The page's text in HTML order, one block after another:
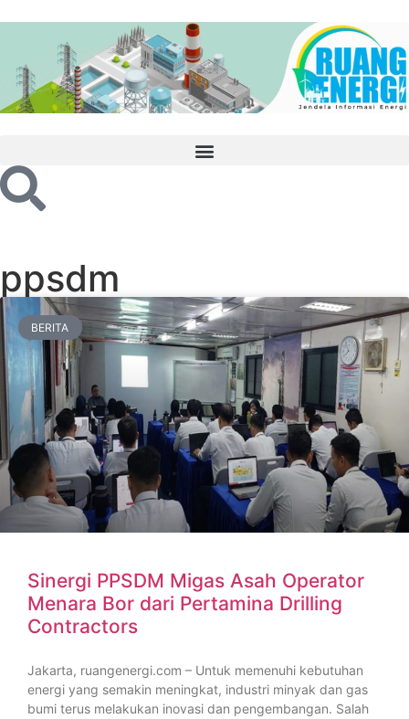
ppsdm
BERITA
Sinergi PPSDM Migas Asah Operator
Menara Bor dari Pertamina Drilling
Contractors
Jakarta, ruangenergi.com – Untuk memenuhi kebutuhan
energi yang semakin meningkat, industri minyak dan gas
bumi terus melakukan inovasi dan pengembangan. Salah